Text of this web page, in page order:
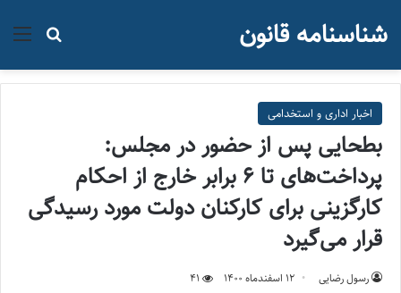
جستجو شناسنامه قانون
اخبار اداری و استخدامی
بطحایی پس از حضور در مجلس:
پرداخت‌های تا 6 برابر خارج از احکام
کارگزینی برای کارکنان دولت مورد رسیدگی
قرار می‌گیرد
رسول رضایی ۱۲ اسفند‌ماه ۱۴۰۰ 41